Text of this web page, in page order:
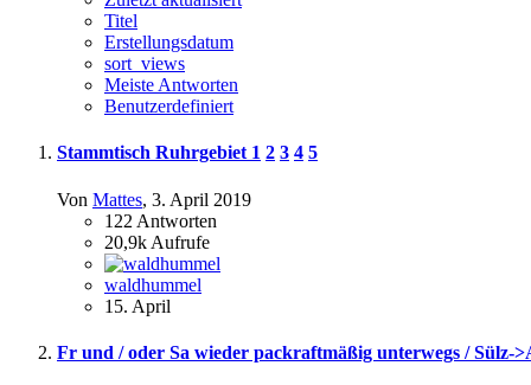
Titel
Erstellungsdatum
sort_views
Meiste Antworten
Benutzerdefiniert
Stammtisch Ruhrgebiet 1 2 3 4 5
Von Mattes, 3. April 2019
122 Antworten
20,9k Aufrufe
waldhummel
15. April
Fr und / oder Sa wieder packraftmäßig unterwegs / Sülz-